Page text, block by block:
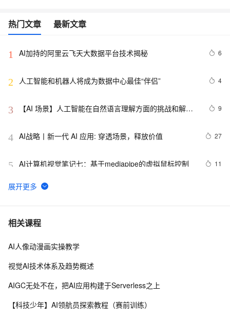
热门文章 最新文章
1 AI加持的阿里云飞天大数据平台技术揭秘 6
2 人工智能和机器人将成为数据中心最佳“伴侣” 4
3
【AI 场景】人工智能在自然语言理解方面的挑战和解决
9
4 AI战略丨新一代 AI 应用: 穿透场景，释放价值 27
5 AI计算机视觉笔记七：基于mediapipe的虚拟鼠标控制 11
6
AAAI,ICML,CVPR,NeurIPS...31篇国际七大AI顶会2021
7 视觉AI五天训练营教程 Day 1
8 固特异（Goodyear）利用人工智能和物联网实现数字化
10【学习记录】《DeepLearning.ai》第十课：卷积神经网
相关课程
AI人像动漫画实操教学
视觉AI技术体系及趋势概述
AIGC无处不在，把AI应用构建于Serverless之上
【科技少年】AI领航员探索教程（赛前训练）